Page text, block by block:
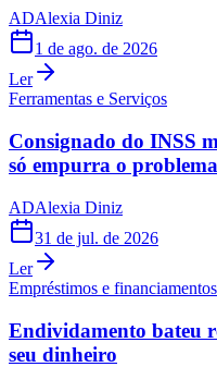
ADAlexia Diniz
1 de ago. de 2026
Ler
Ferramentas e Serviços
Consignado do INSS
só empurra o
ADAlexia Diniz
31 de jul. de 2026
Ler
Empréstimos e financiamentos
Endividamento bateu
seu dinheiro